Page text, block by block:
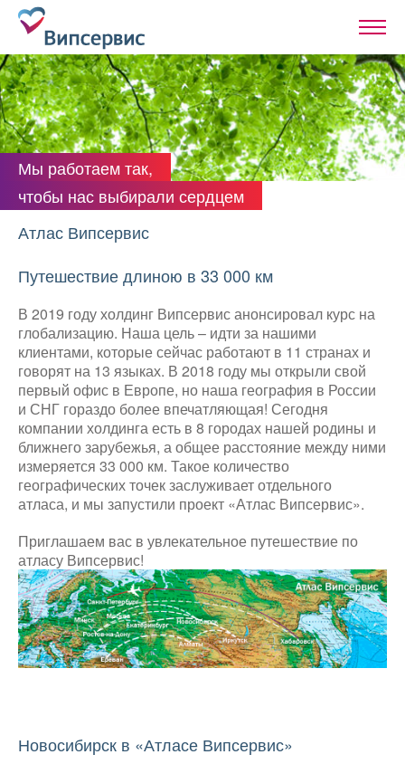
Мы работаем так,
чтобы нас выбирали сердцем
Атлас Випсервис
Путешествие длиною в 33 000 км
В 2019 году холдинг Випсервис анонсировал курс на
глобализацию. Наша цель – идти за нашими
клиентами, которые сейчас работают в 11 странах и
говорят на 13 языках. В 2018 году мы открыли свой
первый офис в Европе, но наша география в России
и СНГ гораздо более впечатляющая! Сегодня
компании холдинга есть в 8 городах нашей родины и
ближнего зарубежья, а общее расстояние между ними
измеряется 33 000 км. Такое количество
географических точек заслуживает отдельного
атласа, и мы запустили проект «Атлас Випсервис».
Приглашаем вас в увлекательное путешествие по
атласу Випсервис!
Новосибирск в «Атласе Випсервис»